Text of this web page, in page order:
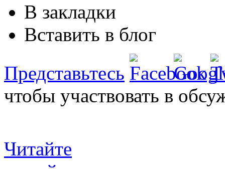
В закладки
Вставить в блог
Представьтесь
чтобы участвовать в
Читайте